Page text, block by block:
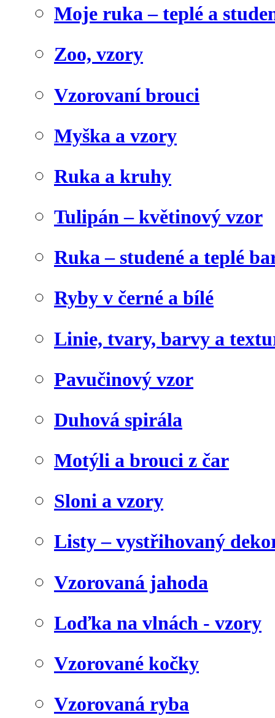
Moje ruka – teplé a
Zoo, vzory
Vzorovaní brouci
Myška a vzory
Ruka a kruhy
Tulipán – květinový vzor
Ruka – studené a teplé
Ryby v černé a bílé
Linie, tvary, barvy a
Pavučinový vzor
Duhová spirála
Motýli a brouci z čar
Sloni a vzory
Listy – vystřihovaný
Vzorovaná jahoda
Loďka na vlnách - vzory
Vzorované kočky
Vzorovaná ryba